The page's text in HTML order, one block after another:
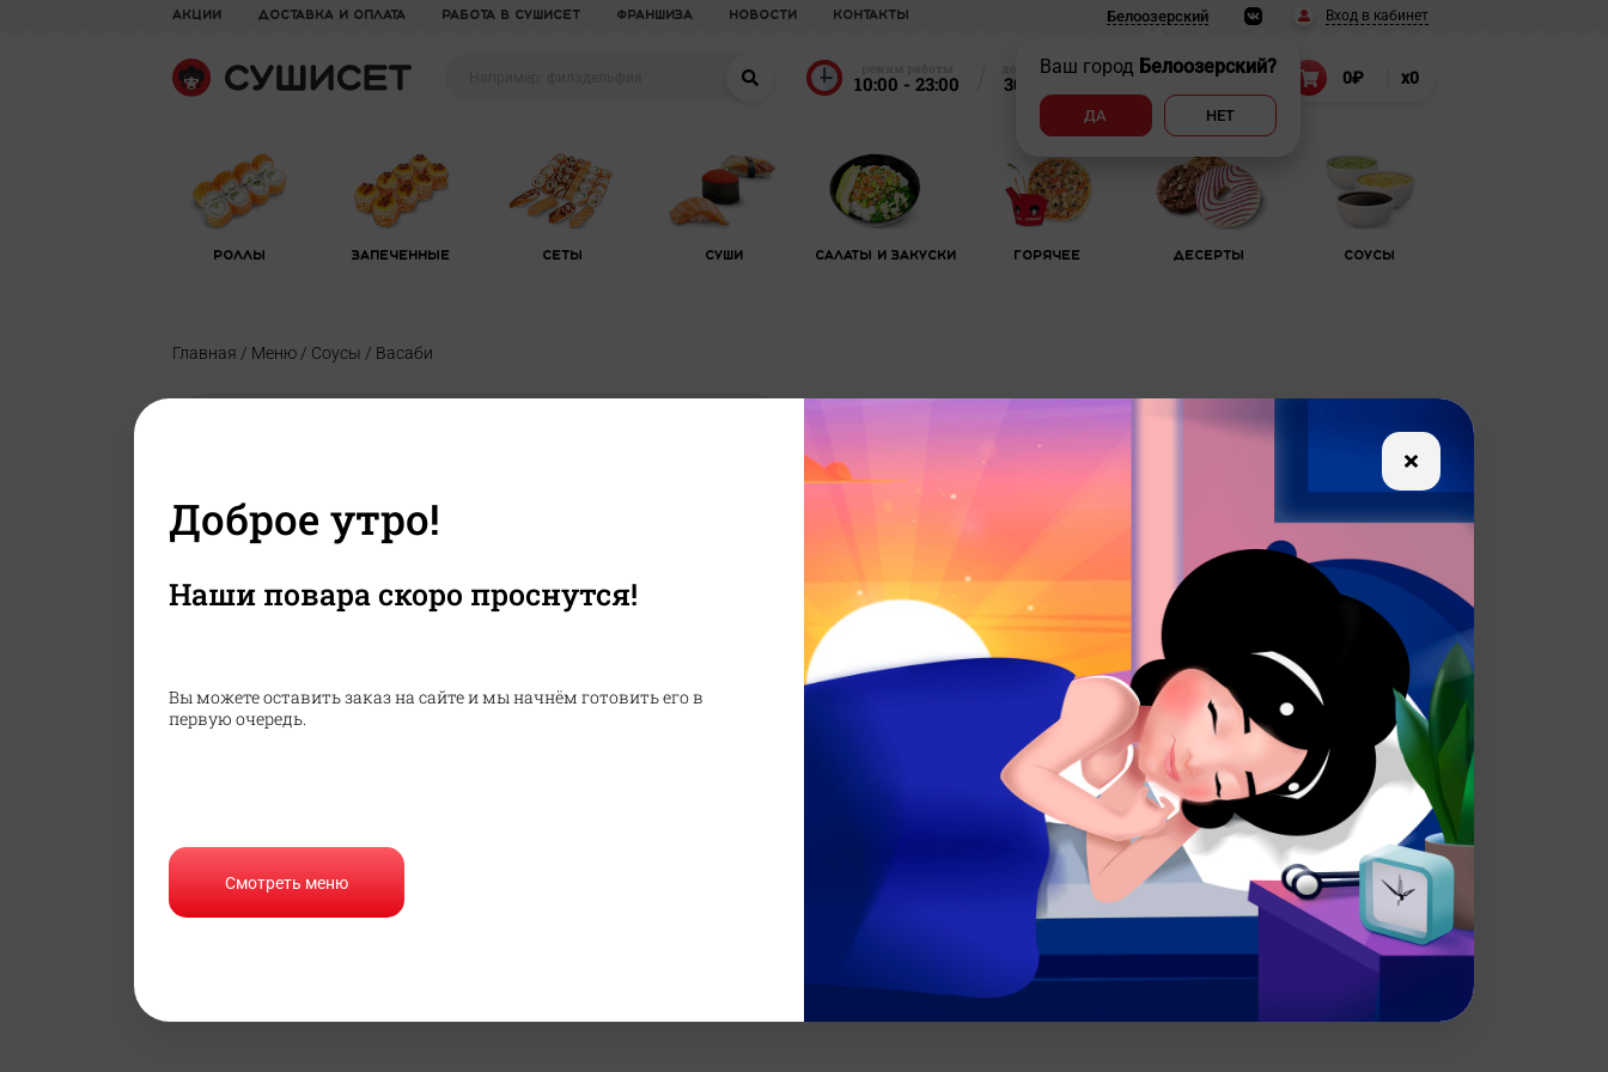
акции доставка и оплата Работа в СУШИСЕТ франшиза новости Контакты Белоозерский
Ваш город Белоозерский?
ДА НЕТ
Вход в кабинет
10:00 - 23:00
доставка от
30 мин. 8 (906) 022-55-22 0₽ x0
Роллы Запеченные Сеты Суши Салаты и закуски Горячее Десерты Соусы
Главная / Меню / Соусы / Васаби
Васаби
Состав:
Вода, порошок японского хрена, горчичный порошок, краситель, бензоат
Жиры
Углеводы
70 г
Калорийность
340 кКал
В корзину
Доброе утро!
Наши повара скоро проснутся!
Вы можете оставить заказ на сайте и мы начнём готовить его в
первую очередь.
Смотреть меню